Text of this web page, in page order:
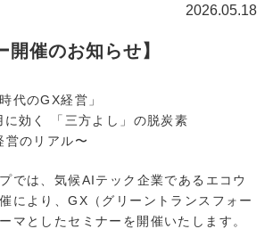
2026.05.18
開催のお知らせ】
代のGX経営」
に効く 「三方よし」の脱炭素
営のリアル〜
では、気候AIテック企業であるエコウ
により、GX （グリーントランスフォー
マとしたセミナーを開催いたします。